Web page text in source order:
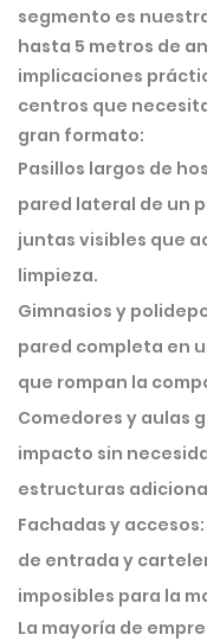
segmento es
hasta 5 metros de
implicaciones
centros que
gran formato:
Pasillos largos de
pared lateral de un
juntas visibles que
limpieza.
Gimnasios y
pared completa en
que rompan la
Comedores y aulas
impacto sin
estructuras
Fachadas y accesos:
de entrada y
imposibles para la
La mayoría de